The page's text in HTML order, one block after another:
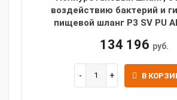
воздействию бактерий и
пищевой шланг P3 SV PU
134 196 руб.
В